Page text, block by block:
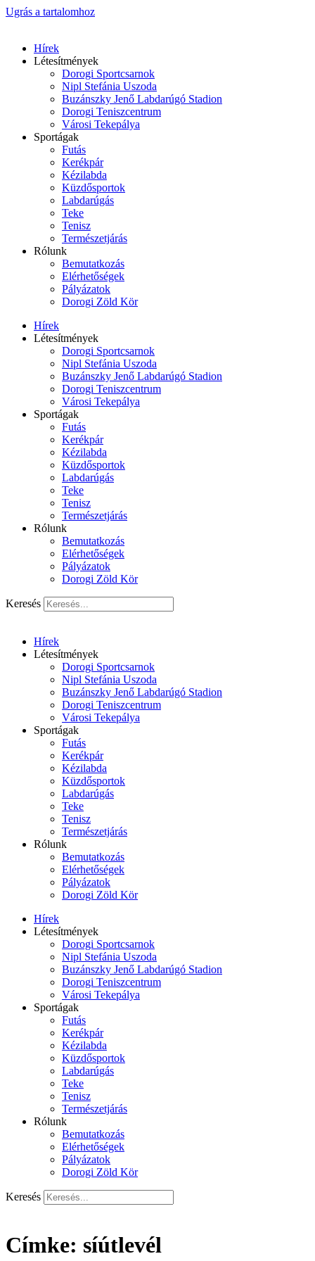
Ugrás a tartalomhoz
Hírek
Létesítmények
Dorogi Sportcsarnok
Nipl Stefánia Uszoda
Buzánszky Jenő Labdarúgó Stadion
Dorogi Teniszcentrum
Városi Tekepálya
Sportágak
Futás
Kerékpár
Kézilabda
Küzdősportok
Labdarúgás
Teke
Tenisz
Természetjárás
Rólunk
Bemutatkozás
Elérhetőségek
Pályázatok
Dorogi Zöld Kör
Hírek
Létesítmények
Dorogi Sportcsarnok
Nipl Stefánia Uszoda
Buzánszky Jenő Labdarúgó Stadion
Dorogi Teniszcentrum
Városi Tekepálya
Sportágak
Futás
Kerékpár
Kézilabda
Küzdősportok
Labdarúgás
Teke
Tenisz
Természetjárás
Rólunk
Bemutatkozás
Elérhetőségek
Pályázatok
Dorogi Zöld Kör
Keresés
Hírek
Létesítmények
Dorogi Sportcsarnok
Nipl Stefánia Uszoda
Buzánszky Jenő Labdarúgó Stadion
Dorogi Teniszcentrum
Városi Tekepálya
Sportágak
Futás
Kerékpár
Kézilabda
Küzdősportok
Labdarúgás
Teke
Tenisz
Természetjárás
Rólunk
Bemutatkozás
Elérhetőségek
Pályázatok
Dorogi Zöld Kör
Hírek
Létesítmények
Dorogi Sportcsarnok
Nipl Stefánia Uszoda
Buzánszky Jenő Labdarúgó Stadion
Dorogi Teniszcentrum
Városi Tekepálya
Sportágak
Futás
Kerékpár
Kézilabda
Küzdősportok
Labdarúgás
Teke
Tenisz
Természetjárás
Rólunk
Bemutatkozás
Elérhetőségek
Pályázatok
Dorogi Zöld Kör
Keresés
Címke: síútlevél